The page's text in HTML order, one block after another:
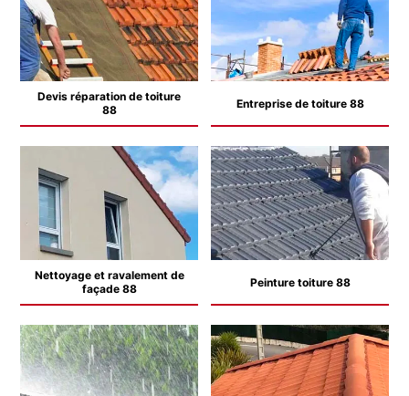
Devis réparation de toiture
88
Entreprise de toiture 88
Nettoyage et ravalement de
façade 88
Peinture toiture 88